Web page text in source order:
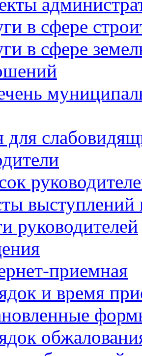
в сфере
в сфере
для
выступлений
руководителей
приемная
и время